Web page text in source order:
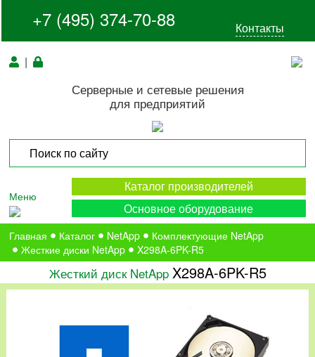
+7 (495) 374-70-88 Контакты
|
Серверные и сетевые решения
для предприятий
Меню
Каталог производителей
Основное оборудование
Главная Каталог NetApp
Комплектующие NetApp
Жесткие диски NetApp
X298A-6PK-R5
Жесткий диск NetApp X298A-6PK-R5